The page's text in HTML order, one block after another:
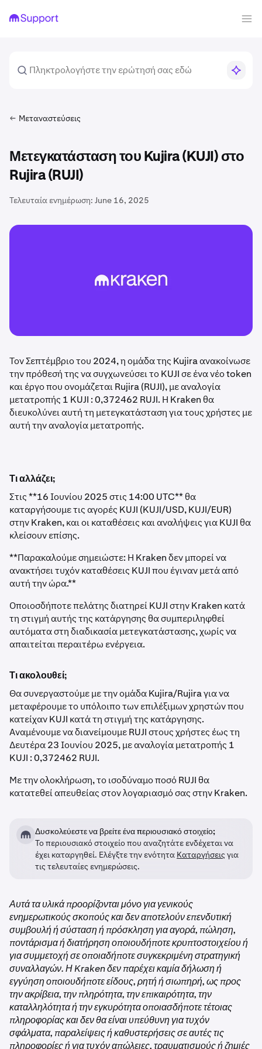
Μεταναστεύσεις
Μετεγκατάσταση του Kujira (KUJI) στο
Rujira (RUJI)
Τελευταία ενημέρωση: June 16, 2025
Τον Σεπτέμβριο του 2024, η ομάδα της Kujira ανακοίνωσε
την πρόθεσή της να συγχωνεύσει το KUJI σε ένα νέο token
και έργο που ονομάζεται Rujira (RUJI), με αναλογία
μετατροπής 1 KUJI : 0,372462 RUJI. Η Kraken θα
διευκολύνει αυτή τη μετεγκατάσταση για τους χρήστες με
αυτή την αναλογία μετατροπής.
Τι αλλάζει;
Στις **16 Ιουνίου 2025 στις 14:00 UTC** θα
καταργήσουμε τις αγορές KUJI (KUJI/USD, KUJI/EUR)
στην Kraken, και οι καταθέσεις και αναλήψεις για KUJI θα
κλείσουν επίσης.
**Παρακαλούμε σημειώστε: Η Kraken δεν μπορεί να
ανακτήσει τυχόν καταθέσεις KUJI που έγιναν μετά από
αυτή την ώρα.**
Οποιοσδήποτε πελάτης διατηρεί KUJI στην Kraken κατά
τη στιγμή αυτής της κατάργησης θα συμπεριληφθεί
αυτόματα στη διαδικασία μετεγκατάστασης, χωρίς να
απαιτείται περαιτέρω ενέργεια.
Τι ακολουθεί;
Θα συνεργαστούμε με την ομάδα Kujira/Rujira για να
μεταφέρουμε το υπόλοιπο των επιλέξιμων χρηστών που
κατείχαν KUJI κατά τη στιγμή της κατάργησης.
Αναμένουμε να διανείμουμε RUJI στους χρήστες έως τη
Δευτέρα 23 Ιουνίου 2025, με αναλογία μετατροπής 1
KUJI : 0,372462 RUJI.
Με την ολοκλήρωση, το ισοδύναμο ποσό RUJI θα
κατατεθεί απευθείας στον λογαριασμό σας στην Kraken.
Δυσκολεύεστε να βρείτε ένα περιουσιακό στοιχείο;
Το περιουσιακό στοιχείο που αναζητάτε ενδέχεται να
έχει καταργηθεί. Ελέγξτε την ενότητα Καταργήσεις για
τις τελευταίες ενημερώσεις.
Αυτά τα υλικά προορίζονται μόνο για γενικούς
ενημερωτικούς σκοπούς και δεν αποτελούν επενδυτική
συμβουλή ή σύσταση ή πρόσκληση για αγορά, πώληση,
ποντάρισμα ή διατήρηση οποιουδήποτε κρυπτοστοιχείου ή
για συμμετοχή σε οποιαδήποτε συγκεκριμένη στρατηγική
συναλλαγών. Η Kraken δεν παρέχει καμία δήλωση ή
εγγύηση οποιουδήποτε είδους, ρητή ή σιωπηρή, ως προς
την ακρίβεια, την πληρότητα, την επικαιρότητα, την
καταλληλότητα ή την εγκυρότητα οποιασδήποτε τέτοιας
πληροφορίας και δεν θα είναι υπεύθυνη για τυχόν
σφάλματα, παραλείψεις ή καθυστερήσεις σε αυτές τις
πληροφορίες ή για τυχόν απώλειες, τραυματισμούς ή ζημιές